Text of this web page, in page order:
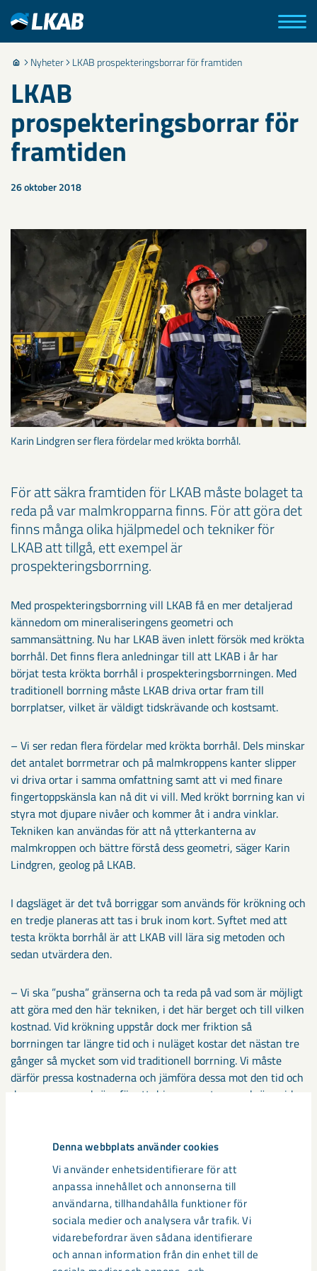
Denna webbplats använder cookies
Vi använder enhetsidentifierare för att
anpassa innehållet och annonserna till
användarna, tillhandahålla funktioner för
sociala medier och analysera vår trafik. Vi
vidarebefordrar även sådana identifierare
och annan information från din enhet till de
Nyheter LKAB prospekteringsborrar för framtiden
LKAB
prospekteringsborrar för
framtiden
26 oktober 2018
Karin Lindgren ser flera fördelar med krökta borrhål.
För att säkra framtiden för LKAB måste bolaget ta
reda på var malmkropparna finns. För att göra det
finns många olika hjälpmedel och tekniker för
LKAB att tillgå, ett exempel är
prospekteringsborrning.
Med prospekteringsborrning vill LKAB få en mer detaljerad
kännedom om mineraliseringens geometri och
sammansättning. Nu har LKAB även inlett försök med krökta
borrhål. Det finns flera anledningar till att LKAB i år har
börjat testa krökta borrhål i prospekteringsborrningen. Med
traditionell borrning måste LKAB driva ortar fram till
borrplatser, vilket är väldigt tidskrävande och kostsamt.
– Vi ser redan flera fördelar med krökta borrhål. Dels minskar
det antalet borrmetrar och på malmkroppens kanter slipper
vi driva ortar i samma omfattning samt att vi med finare
fingertoppskänsla kan nå dit vi vill. Med krökt borrning kan vi
styra mot djupare nivåer och kommer åt i andra vinklar.
Tekniken kan användas för att nå ytterkanterna av
malmkroppen och bättre förstå dess geometri, säger Karin
Lindgren, geolog på LKAB.
I dagsläget är det två borriggar som används för krökning och
en tredje planeras att tas i bruk inom kort. Syftet med att
testa krökta borrhål är att LKAB vill lära sig metoden och
sedan utvärdera den.
– Vi ska ”pusha” gränserna och ta reda på vad som är möjligt
att göra med den här tekniken, i det här berget och till vilken
kostnad. Vid krökning uppstår dock mer friktion så
borrningen tar längre tid och i nuläget kostar det nästan tre
gånger så mycket som vid traditionell borrning. Vi måste
därför pressa kostnaderna och jämföra dessa mot den tid och
de resurser som krävs för att driva nya ortar som krävs vid
Taggar